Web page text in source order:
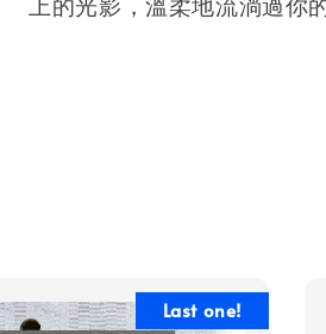
上的光影，溫柔地流淌過你
Last one!